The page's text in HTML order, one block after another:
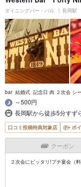
ダイニングバー・バル 長岡駅
bar 結婚式 記念日 肉 ２次会 シ
～500円
長岡駅から徒歩5分すず
口コミ投稿特典対象店 ポ
クーポン
２次会にピッタリ!プチ宴会（